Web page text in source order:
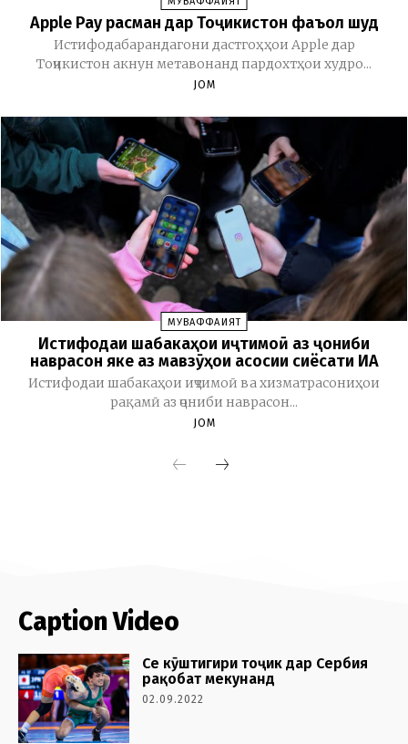
Caption Video
Се кӯштигири тоҷик дар Сербия
рақобат мекунанд
02.09.2022